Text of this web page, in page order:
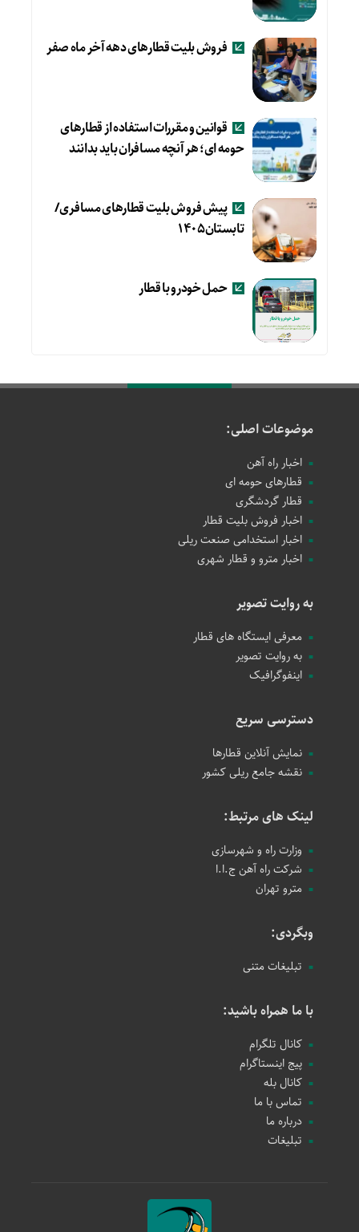
فروش بلیت قطارهای دهه آخر ماه صفر
قوانین و مقررات استفاده از قطارهای
حومه ای؛ هر آنچه مسافران باید بدانند
پیش فروش بلیت قطارهای مسافری/
تابستان۱۴۰۵
حمل خودرو با قطار
موضوعات اصلی:
اخبار راه آهن
قطارهای حومه ای
قطار گردشگری
اخبار فروش بلیت قطار
اخبار استخدامی صنعت ریلی
اخبار مترو و قطار شهری
به روایت تصویر
معرفی ایستگاه های قطار
به روایت تصویر
اینفوگرافیک
دسترسی سریع
نمایش آنلاین قطارها
نقشه جامع ریلی کشور
لینک های مرتبط:
وزارت راه و شهرسازی
شرکت راه آهن ج.ا.ا
مترو تهران
وبگردی:
تبلیغات متنی
با ما همراه باشید:
کانال تلگرام
پیج اینستاگرام
کانال بله
تماس با ما
درباره ما
تبلیغات